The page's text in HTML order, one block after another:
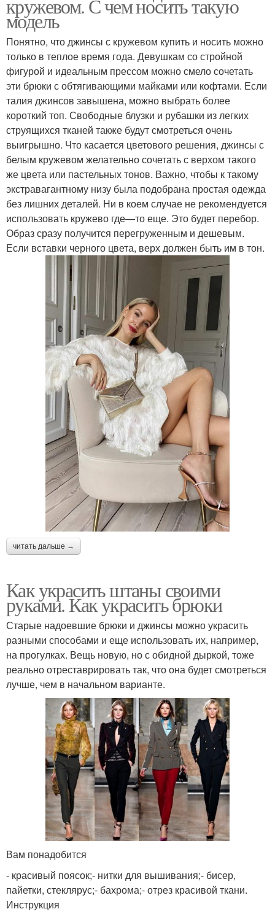
кружевом. С чем носить такую
модель
Понятно, что джинсы с кружевом купить и носить можно
только в теплое время года. Девушкам со стройной
фигурой и идеальным прессом можно смело сочетать
эти брюки с обтягивающими майками или кофтами. Если
талия джинсов завышена, можно выбрать более
короткий топ. Свободные блузки и рубашки из легких
струящихся тканей также будут смотреться очень
выигрышно. Что касается цветового решения, джинсы с
белым кружевом желательно сочетать с верхом такого
же цвета или пастельных тонов. Важно, чтобы к такому
экстравагантному низу была подобрана простая одежда
без лишних деталей. Ни в коем случае не рекомендуется
использовать кружево где—то еще. Это будет перебор.
Образ сразу получится перегруженным и дешевым.
Если вставки черного цвета, верх должен быть им в тон.
читать дальше →
Как украсить штаны своими
руками. Как украсить брюки
Старые надоевшие брюки и джинсы можно украсить
разными способами и еще использовать их, например,
на прогулках. Вещь новую, но с обидной дыркой, тоже
реально отреставрировать так, что она будет смотреться
лучше, чем в начальном варианте.
Вам понадобится
- красивый поясок;- нитки для вышивания;- бисер,
пайетки, стеклярус;- бахрома;- отрез красивой ткани.
Инструкция